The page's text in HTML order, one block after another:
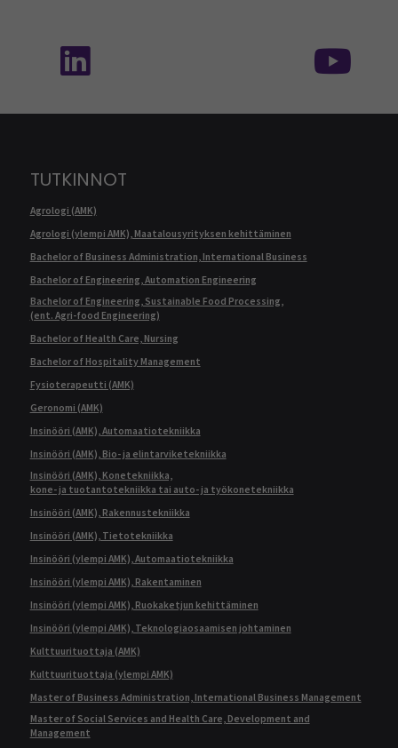
TUTKINNOT
Agrologi (AMK)
Agrologi (ylempi AMK), Maatalousyrityksen kehittäminen
Bachelor of Business Administration, International Business
Bachelor of Engineering, Automation Engineering
Bachelor of Engineering, Sustainable Food Processing,
(ent. Agri-food Engineering)
Bachelor of Health Care, Nursing
Bachelor of Hospitality Management
Fysioterapeutti (AMK)
Geronomi (AMK)
Insinööri (AMK), Automaatiotekniikka
Insinööri (AMK), Bio- ja elintarviketekniikka
Insinööri (AMK), Konetekniikka,
kone- ja tuotantotekniikka tai auto- ja työkonetekniikka
Insinööri (AMK), Rakennustekniikka
Insinööri (AMK), Tietotekniikka
Insinööri (ylempi AMK), Automaatiotekniikka
Insinööri (ylempi AMK), Rakentaminen
Insinööri (ylempi AMK), Ruokaketjun kehittäminen
Insinööri (ylempi AMK), Teknologiaosaamisen johtaminen
Kulttuurituottaja (AMK)
Kulttuurituottaja (ylempi AMK)
Master of Business Administration, International Business Management
Master of Social Services and Health Care, Development and
Management